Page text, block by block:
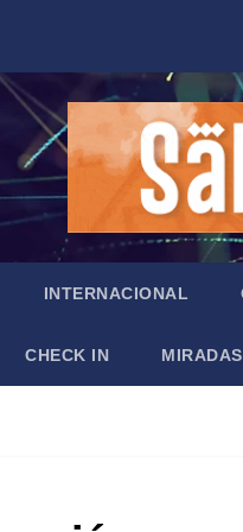
INTERNACIONAL
CHECK IN MIRADAS